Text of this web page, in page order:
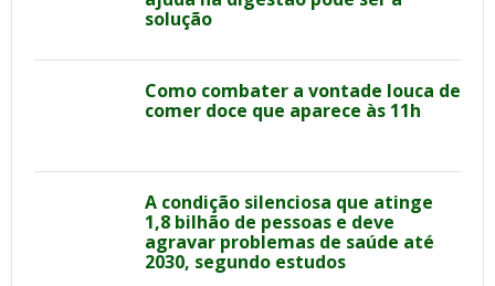
solução
Como combater a vontade louca de
comer doce que aparece às 11h
A condição silenciosa que atinge
1,8 bilhão de pessoas e deve
agravar problemas de saúde até
2030, segundo estudos